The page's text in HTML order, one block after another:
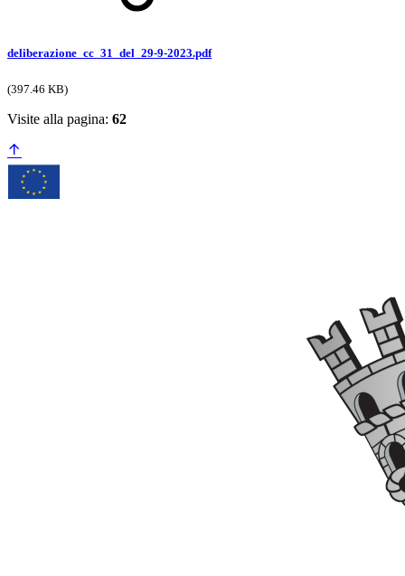
deliberazione_cc_31_del_29-9-2023.pdf
(397.46 KB)
Visite alla pagina: 62